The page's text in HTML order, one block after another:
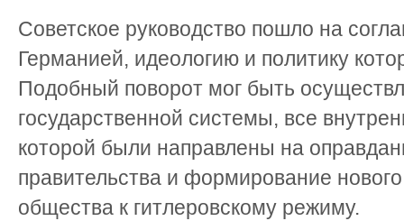
Советское руководство пошло на
Германией, идеологию и политику
Подобный поворот мог быть
государственной системы, все
которой были направлены на
правительства и формирование
общества к гитлеровскому режиму.